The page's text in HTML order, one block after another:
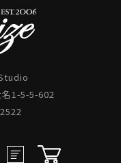
1-5-5-602